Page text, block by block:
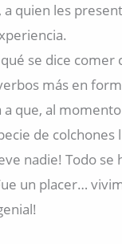
quien les
se dice
más en
a que, al
de
nadie! Todo
un placer…